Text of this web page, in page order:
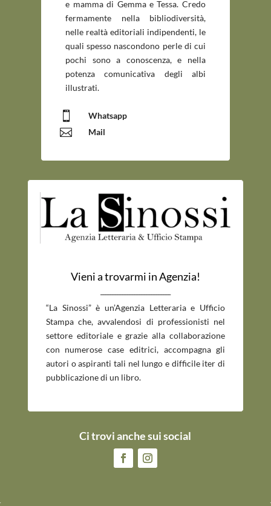
e mamma di Gemma e Tessa. Credo
fermamente nella bibliodiversità,
nelle realtà editoriali indipendenti, le
quali spesso nascondono perle di cui
pochi sono a conoscenza, e nella
potenza comunicativa degli albi
illustrati.
 Whatsapp
 Mail
Vieni a trovarmi in Agenzia!
“La Sinossi” è un’Agenzia Letteraria e Ufficio
Stampa che, avvalendosi di professionisti nel
settore editoriale e grazie alla collaborazione
con numerose case editrici, accompagna gli
autori o aspiranti tali nel lungo e difficile iter di
pubblicazione di un libro.
Ci trovi anche sui social